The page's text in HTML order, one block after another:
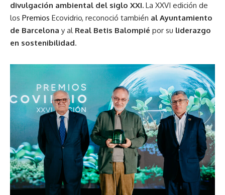
divulgación ambiental del siglo XXI. La XXVI edición de
los Premios Ecovidrio, reconoció también al Ayuntamiento
de Barcelona y al Real Betis Balompié por su liderazgo
en sostenibilidad.